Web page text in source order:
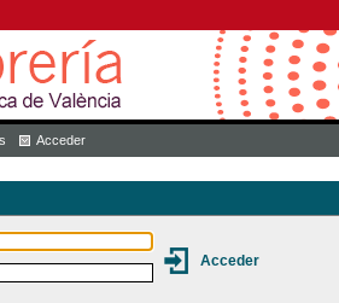
Acceder